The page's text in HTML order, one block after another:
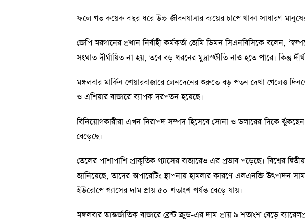
ফলে গত কয়েক বছর ধরে উচ্চ জীবনযাত্রার ব্যয়ের চাপে থাকা সাধারণ
জেপি মরগানের প্রধান নির্বাহী কর্মকর্তা জেমি ডিমন সিএনবিসিকে বলেন,
সংঘাত দীর্ঘায়িত না হয়, তবে বড় ধরনের মুদ্রাস্ফীতি নাও হতে পারে। কিন্তু
মঙ্গলবার মার্কিন শেয়ারবাজারে লেনদেনের শুরুতে বড় পতন দেখা গেলেও
ও এশিয়ার বাজারে ব্যাপক দরপতন হয়েছে।
বিনিয়োগকারীরা এখন নিরাপদ সম্পদ হিসেবে সোনা ও ডলারের দিকে
বেড়েছে।
তেলের পাশাপাশি প্রাকৃতিক গ্যাসের বাজারেও এর প্রভাব পড়েছে। বিশ্বের
জানিয়েছে, তাদের অপারেটিং স্থাপনায় হামলার কারণে এলএনজি উৎপাদন
ইউরোপে গ্যাসের দাম প্রায় ৫০ শতাংশ পর্যন্ত বেড়ে যায়।
মঙ্গলবার আন্তর্জাতিক বাজারে ব্রেন্ট ক্রুড-এর দাম প্রায় ৯ শতাংশ বেড়ে